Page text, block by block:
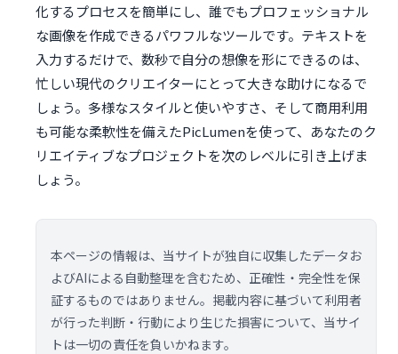
化するプロセスを簡単にし、誰でもプロフェッショナル
な画像を作成できるパワフルなツールです。テキストを
入力するだけで、数秒で自分の想像を形にできるのは、
忙しい現代のクリエイターにとって大きな助けになるで
しょう。多様なスタイルと使いやすさ、そして商用利用
も可能な柔軟性を備えたPicLumenを使って、あなたのク
リエイティブなプロジェクトを次のレベルに引き上げま
しょう。
本ページの情報は、当サイトが独自に収集したデータお
よびAIによる自動整理を含むため、正確性・完全性を保
証するものではありません。掲載内容に基づいて利用者
が行った判断・行動により生じた損害について、当サイ
トは一切の責任を負いかねます。